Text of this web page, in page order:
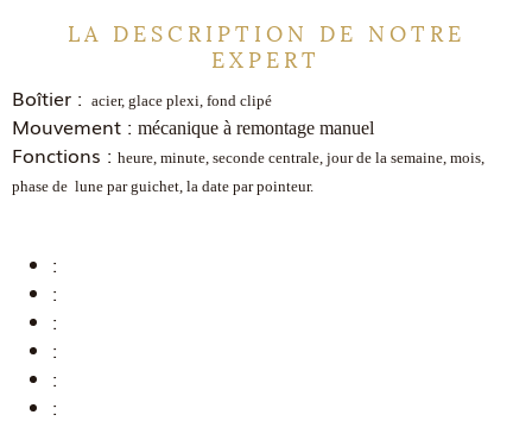
LA DESCRIPTION DE NOTRE
EXPERT
Boîtier : acier, glace plexi, fond clipé
Mouvement : mécanique à remontage manuel
Fonctions : heure, minute, seconde centrale, jour de la semaine, mois,
phase de lune par guichet, la date par pointeur.
:
:
:
:
:
: